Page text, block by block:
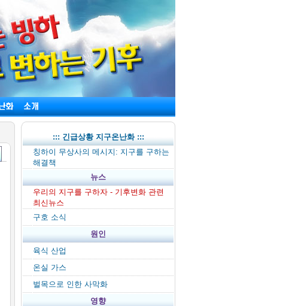
::: 긴급상황 지구온난화 :::
칭하이 무상사의 메시지: 지구를 구하는
해결책
뉴스
우리의 지구를 구하자 - 기후변화 관련
최신뉴스
구호 소식
원인
육식 산업
온실 가스
벌목으로 인한 사막화
영향